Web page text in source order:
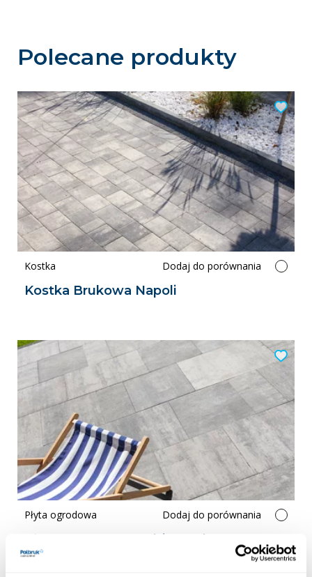
Polecane produkty
Kostka Dodaj do porównania
Kostka Brukowa Napoli
Płyta ogrodowa Dodaj do porównania
Płyta Betonowa Multicomplex